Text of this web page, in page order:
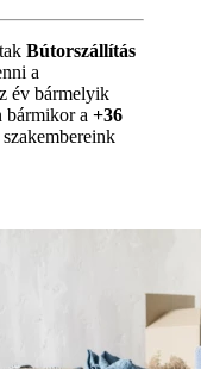
Bútorszállítás
a
év bármelyik
bármikor a +36